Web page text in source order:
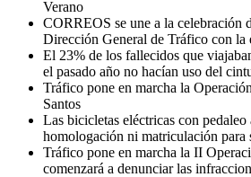
Verano
CORREOS se une a la celebración
Dirección General de Tráfico con la
El 23% de los fallecidos que
el pasado año no hacían uso del
Tráfico pone en marcha la
Santos
Las bicicletas eléctricas con
homologación ni matriculación para
Tráfico pone en marcha la II
comenzará a denunciar las